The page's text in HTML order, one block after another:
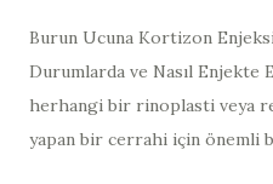
Burun Ucuna Kortizon
Durumlarda ve Nasıl
herhangi bir rinoplasti veya
yapan bir cerrahi için önemli